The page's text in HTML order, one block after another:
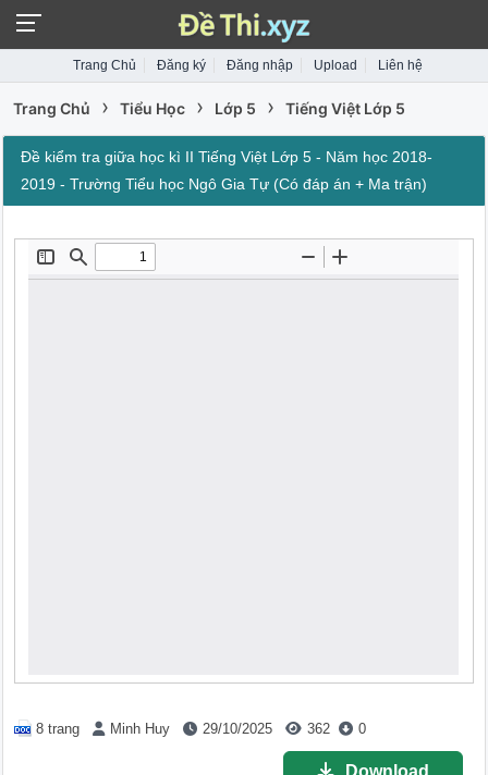
Trang Chủ Đăng ký Đăng nhập Upload Liên hệ
Trang Chủ › Tiểu Học › Lớp 5 › Tiếng Việt Lớp 5
Đề kiểm tra giữa học kì II Tiếng Việt Lớp 5 - Năm học 2018-
2019 - Trường Tiểu học Ngô Gia Tự (Có đáp án + Ma trận)
8 trang Minh Huy 29/10/2025 362 0
Download